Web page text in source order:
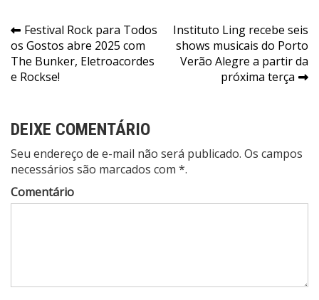
Navegação
de
Post
Festival Rock para Todos
os Gostos abre 2025 com
The Bunker, Eletroacordes
e Rockse!
Instituto Ling recebe seis
shows musicais do Porto
Verão Alegre a partir da
próxima terça
DEIXE COMENTÁRIO
Seu endereço de e-mail não será publicado. Os campos
necessários são marcados com *.
Comentário